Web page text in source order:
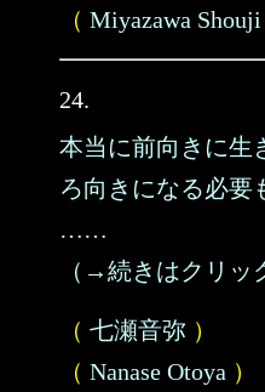
（ Miyazawa Shouji
24.
本当に前向きに生
ろ向きになる必要
……
（→続きはクリッ
（ 七瀬音弥 ）
（ Nanase Otoya ）